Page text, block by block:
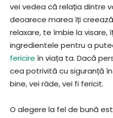
vei vedea că relația dintre
deoarece marea îți
relaxare, te îmbie la
ingredientele pentru a
fericire în viața ta. Dacă
cea potrivită cu siguranță
bine, vei râde, vei fi fericit.
O alegere la fel de bună